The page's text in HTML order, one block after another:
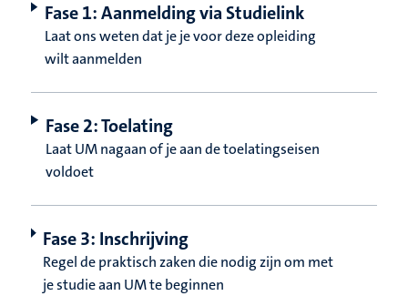
Fase 1: Aanmelding via Studielink
Laat ons weten dat je je voor deze opleiding
wilt aanmelden
Fase 2: Toelating
Laat UM nagaan of je aan de toelatingseisen
voldoet
Fase 3: Inschrijving
Regel de praktisch zaken die nodig zijn om met
je studie aan UM te beginnen